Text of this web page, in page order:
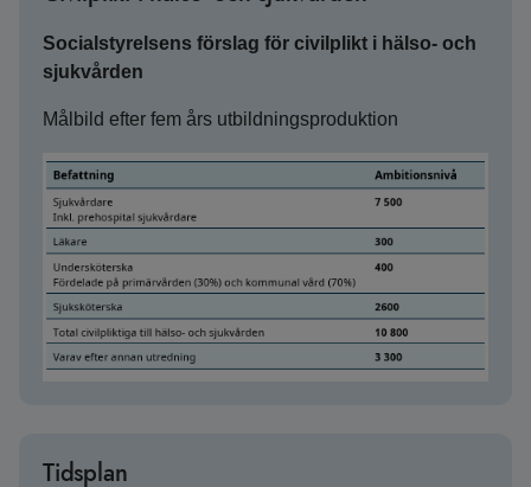
Socialstyrelsens förslag för civilplikt i hälso- och
sjukvården
Målbild efter fem års utbildningsproduktion
Tidsplan